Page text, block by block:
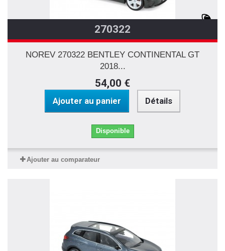
270322
NOREV 270322 BENTLEY CONTINENTAL GT
2018...
54,00 €
Ajouter au panier Détails
Disponible
Ajouter au comparateur